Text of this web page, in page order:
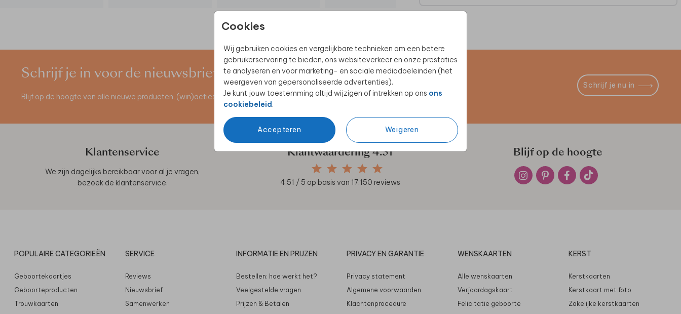
Cookies
Wij gebruiken cookies en vergelijkbare technieken om een betere
gebruikerservaring te bieden, ons websiteverkeer en onze prestaties
te analyseren en voor marketing- en sociale mediadoeleinden (het
weergeven van gepersonaliseerde advertenties).
Je kunt jouw toestemming altijd wijzigen of intrekken op ons ons
cookiebeleid.
Accepteren Weigeren
Schrijf je in voor de nieuwsbrief
Blijf op de hoogte van alle nieuwe producten, (win)acties en unieke samenwerkingen!
Schrijf je nu in
Klantenservice
We zijn dagelijks bereikbaar voor al je vragen,
bezoek de klantenservice.
Klantwaardering4.51
4.51 / 5 op basis van 17.150 reviews
Blijf op de hoogte
POPULAIRE CATEGORIEËN
Geboortekaartjes
Geboorteproducten
Trouwkaarten
SERVICE
Reviews
Nieuwsbrief
Samenwerken
INFORMATIE EN PRIJZEN
Bestellen: hoe werkt het?
Veelgestelde vragen
Prijzen & Betalen
PRIVACY EN GARANTIE
Privacy statement
Algemene voorwaarden
Klachtenprocedure
WENSKAARTEN
Alle wenskaarten
Verjaardagskaart
Felicitatie geboorte
KERST
Kerstkaarten
Kerstkaart met foto
Zakelijke kerstkaarten